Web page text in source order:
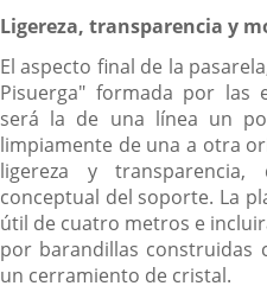
Ligereza, transparencia y
El aspecto final de la
Pisuerga" formada por las
será la de una línea un
limpiamente de una a otra
ligereza y
conceptual del soporte. La
útil de cuatro metros e
por barandillas construidas
un cerramiento de cristal.